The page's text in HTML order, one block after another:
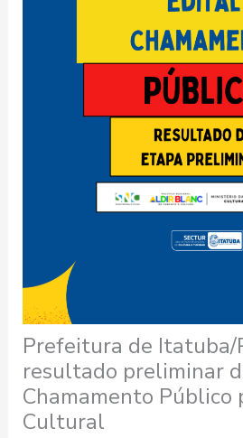
Prefeitura de Itatuba/
resultado preliminar
Chamamento Público
Cultural